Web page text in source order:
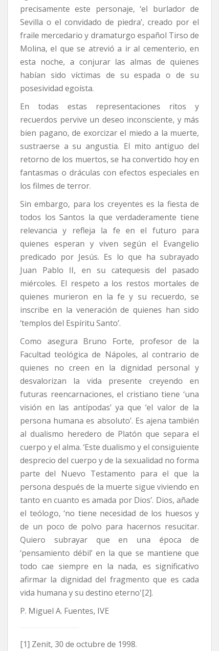
precisamente este personaje, ‘el burlador de
Sevilla o el convidado de piedra’, creado por el
fraile mercedario y dramaturgo español Tirso de
Molina, el que se atrevió a ir al cementerio, en
esta noche, a conjurar las almas de quienes
habían sido víctimas de su espada o de su
posesividad egoísta.
En todas estas representaciones ritos y
recuerdos pervive un deseo inconsciente, y más
bien pagano, de exorcizar el miedo a la muerte,
sustraerse a su angustia. El mito antiguo del
retorno de los muertos, se ha convertido hoy en
fantasmas o dráculas con efectos especiales en
los filmes de terror.
Sin embargo, para los creyentes es la fiesta de
todos los Santos la que verdaderamente tiene
relevancia y refleja la fe en el futuro para
quienes esperan y viven según el Evangelio
predicado por Jesús. Es lo que ha subrayado
Juan Pablo II, en su catequesis del pasado
miércoles. El respeto a los restos mortales de
quienes murieron en la fe y su recuerdo, se
inscribe en la veneración de quienes han sido
‘templos del Espíritu Santo’.
Como asegura Bruno Forte, profesor de la
Facultad teológica de Nápoles, al contrario de
quienes no creen en la dignidad personal y
desvalorizan la vida presente creyendo en
futuras reencarnaciones, el cristiano tiene ‘una
visión en las antípodas’ ya que ‘el valor de la
persona humana es absoluto’. Es ajena también
al dualismo heredero de Platón que separa el
cuerpo y el alma. ‘Este dualismo y el consiguiente
desprecio del cuerpo y de la sexualidad no forma
parte del Nuevo Testamento para el que la
persona después de la muerte sigue viviendo en
tanto en cuanto es amada por Dios’. Dios, añade
el teólogo, ‘no tiene necesidad de los huesos y
de un poco de polvo para hacernos resucitar.
Quiero subrayar que en una época de
‘pensamiento débil’ en la que se mantiene que
todo cae siempre en la nada, es significativo
afirmar la dignidad del fragmento que es cada
vida humana y su destino eterno'[2].
P. Miguel A. Fuentes, IVE
[1] Zenit, 30 de octubre de 1998.